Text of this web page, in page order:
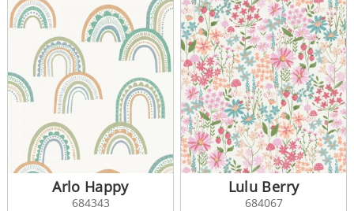
Fab 138533
Arlo Happy
684343
Lulu Berry
684067